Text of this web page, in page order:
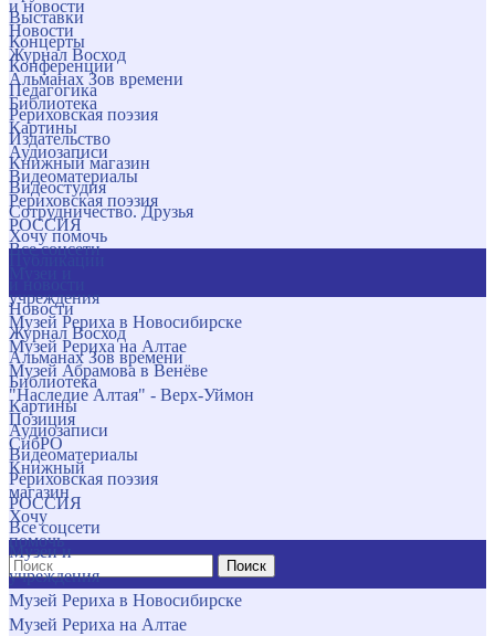
и новости
Новости
Журнал Восход
Альманах Зов времени
Библиотека
Картины
Аудиозаписи
Видеоматериалы
Рериховская поэзия
РОССИЯ
Все соцсети
учреждения
Музей Рериха в Новосибирске
Музей Рериха на Алтае
Музей Абрамова в Венёве
"Наследие Алтая" - Верх-Уймон
Позиция
СибРО
Книжный
магазин
Хочу
помочь
Поиск
Выставки
Концерты
Конференции
Педагогика
Рериховская поэзия
Издательство
Книжный магазин
Видеостудия
Сотрудничество. Друзья
Хочу помочь
Новости
Журнал Восход
Альманах Зов времени
Библиотека
Картины
Аудиозаписи
Видеоматериалы
Рериховская поэзия
РОССИЯ
Все соцсети
Музеи и
учреждения
Музей Рериха в Новосибирске
Музей Рериха на Алтае